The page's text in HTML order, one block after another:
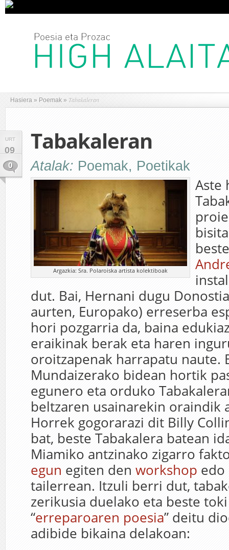
Hasiera » Poemak » Tabakaleran
URT
09
0
Tabakaleran
Atalak: Poemak, Poetikak
Argazkia: Sra. Polaroiska artista kolektiboak
Aste
dut. Bai, Hernani dugu
aurten, Europako) erreserba
hori pozgarria da, baina
eraikinak berak eta haren
oroitzapenak harrapatu naute.
Mundaizerako bidean hortik
egunero eta orduko
beltzaren usainarekin oraindik
Horrek gogorarazi dit Billy
bat, beste Tabakalera batean
Miamiko antzinako zigarro
egun egiten den workshop edo
tailerrean. Itzuli berri dut,
zerikusia duelako eta beste
“erreparoaren poesia” deitu
adibide bikaina delakoan: